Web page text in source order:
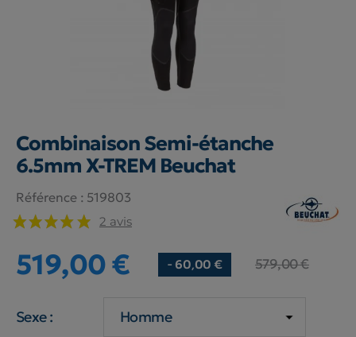
Combinaison Semi-étanche
6.5mm X-TREM Beuchat
Référence : 519803
2 avis
519,00 € - 60,00 € 579,00 €
Sexe :